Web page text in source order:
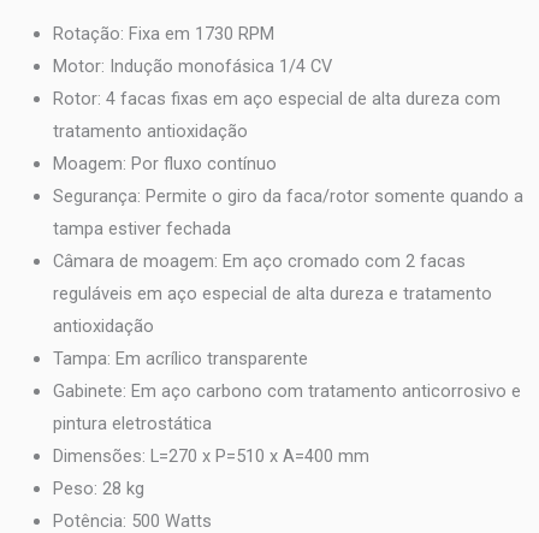
Rotação: Fixa em 1730 RPM
Motor: Indução monofásica 1/4 CV
Rotor: 4 facas fixas em aço especial de alta dureza com
tratamento antioxidação
Moagem: Por fluxo contínuo
Segurança: Permite o giro da faca/rotor somente quando a
tampa estiver fechada
Câmara de moagem: Em aço cromado com 2 facas
reguláveis em aço especial de alta dureza e tratamento
antioxidação
Tampa: Em acrílico transparente
Gabinete: Em aço carbono com tratamento anticorrosivo e
pintura eletrostática
Dimensões: L=270 x P=510 x A=400 mm
Peso: 28 kg
Potência: 500 Watts